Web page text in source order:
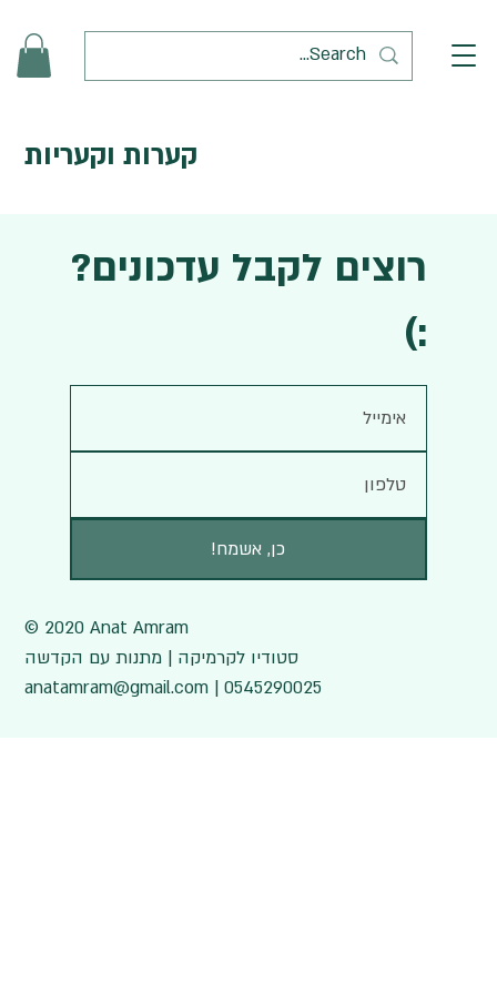
קערות וקעריות
© 2020 Anat Amram
סטודיו לקרמיקה | מתנות עם הקדשה
anatamram@gmail.com | 0545290025
רוצים לקבל עדכונים?
:)
!כן, אשמח